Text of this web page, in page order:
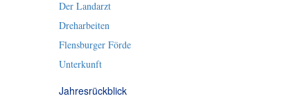
Der Landarzt
Dreharbeiten
Flensburger Förde
Unterkunft
Jahresrückblick